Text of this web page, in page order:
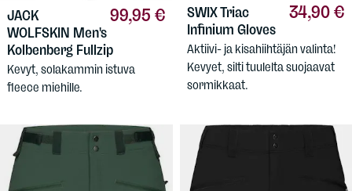
99,95 €
JACK
WOLFSKIN Men's
Kolbenberg Fullzip
Kevyt, solakammin istuva
fleece miehille.
34,90 €
SWIXTriac
Infinium Gloves
Aktiivi- ja kisahiihtäjän valinta!
Kevyet, silti tuulelta suojaavat
sormikkaat.